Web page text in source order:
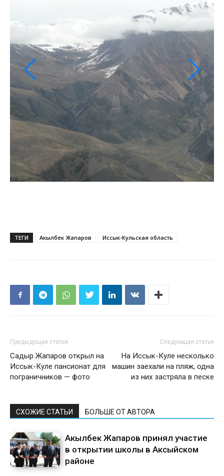
ТЕГИ Акылбек Жапаров Иссык-Кульская область
Предыдущая статья
Садыр Жапаров открыл на
Иссык-Куле пансионат для
пограничников — фото
Следующая статья
На Иссык-Куле несколько
машин заехали на пляж, одна
из них застряла в песке
СХОЖИЕ СТАТЬИ БОЛЬШЕ ОТ АВТОРА
Акылбек Жапаров принял участие
в открытии школы в Аксыйском
районе